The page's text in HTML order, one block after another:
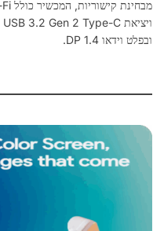
ובפלט וידאו DP 1.4.